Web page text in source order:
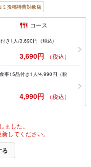
ミ投稿特典対象店
コース
き1人/3,690円（税込)
3,690円 （税込）
事15品付き1人/4,990円（税
4,990円 （税込）
ました。
してください。
る